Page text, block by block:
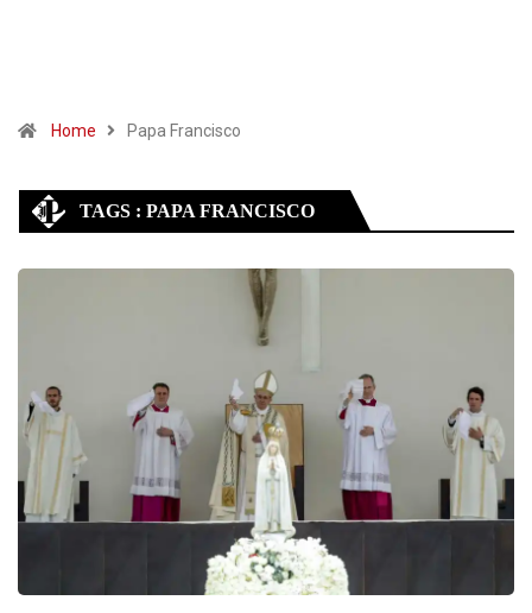
Home Papa Francisco
TAGS : PAPA FRANCISCO